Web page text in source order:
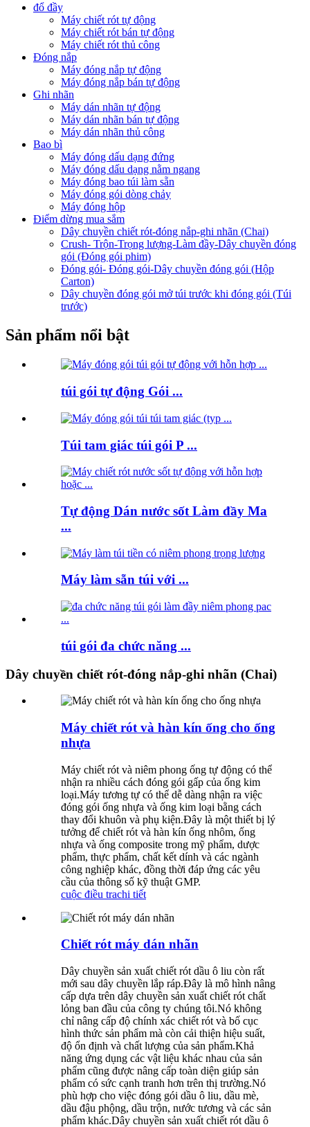
đổ đầy
Máy chiết rót tự động
Máy chiết rót bán tự động
Máy chiết rót thủ công
Đóng nắp
Máy đóng nắp tự động
Máy đóng nắp bán tự động
Ghi nhãn
Máy dán nhãn tự động
Máy dán nhãn bán tự động
Máy dán nhãn thủ công
Bao bì
Máy đóng dấu dạng đứng
Máy đóng dấu dạng nằm ngang
Máy đóng bao túi làm sẵn
Máy đóng gói dòng chảy
Máy đóng hộp
Điểm dừng mua sắm
Dây chuyền chiết rót-đóng nắp-ghi nhãn (Chai)
Crush- Trộn-Trọng lượng-Làm đầy-Dây chuyền đóng
gói (Đóng gói phim)
Đóng gói- Đóng gói-Dây chuyền đóng gói (Hộp
Carton)
Dây chuyền đóng gói mở túi trước khi đóng gói (Túi
trước)
Sản phẩm nổi bật
túi gói tự động Gói ...
Túi tam giác túi gói P ...
Tự động Dán nước sốt Làm đầy Ma
...
Máy làm sẵn túi với ...
túi gói đa chức năng ...
Dây chuyền chiết rót-đóng nắp-ghi nhãn (Chai)
Máy chiết rót và hàn kín ống cho ống
nhựa
Máy chiết rót và niêm phong ống tự động có thể
nhận ra nhiều cách đóng gói gấp của ống kim
loại.Máy tương tự có thể dễ dàng nhận ra việc
đóng gói ống nhựa và ống kim loại bằng cách
thay đổi khuôn và phụ kiện.Đây là một thiết bị lý
tưởng để chiết rót và hàn kín ống nhôm, ống
nhựa và ống composite trong mỹ phẩm, dược
phẩm, thực phẩm, chất kết dính và các ngành
công nghiệp khác, đồng thời đáp ứng các yêu
cầu của thông số kỹ thuật GMP.
cuộc điều trachi tiết
Chiết rót máy dán nhãn
Dây chuyền sản xuất chiết rót dầu ô liu còn rất
mới sau dây chuyền lắp ráp.Đây là mô hình nâng
cấp dựa trên dây chuyền sản xuất chiết rót chất
lỏng ban đầu của công ty chúng tôi.Nó không
chỉ nâng cấp độ chính xác chiết rót và bố cục
hình thức sản phẩm mà còn cải thiện hiệu suất,
độ ổn định và chất lượng của sản phẩm.Khả
năng ứng dụng các vật liệu khác nhau của sản
phẩm cũng được nâng cấp toàn diện giúp sản
phẩm có sức cạnh tranh hơn trên thị trường.Nó
phù hợp cho việc đóng gói dầu ô liu, dầu mè,
dầu đậu phộng, dầu trộn, nước tương và các sản
phẩm khác.Dây chuyền sản xuất chiết rót dầu ô